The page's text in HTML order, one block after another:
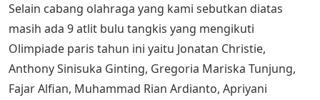
Selain cabang olahraga yang kami sebutkan diatas
masih ada 9 atlit bulu tangkis yang mengikuti
Olimpiade paris tahun ini yaitu Jonatan Christie,
Anthony Sinisuka Ginting, Gregoria Mariska Tunjung,
Fajar Alfian, Muhammad Rian Ardianto, Apriyani